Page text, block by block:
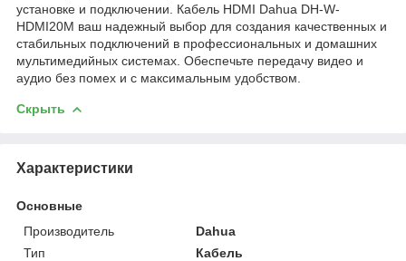
установке и подключении. Кабель HDMI Dahua DH-W-
HDMI20M ваш надежный выбор для создания качественных и
стабильных подключений в профессиональных и домашних
мультимедийных системах. Обеспечьте передачу видео и
аудио без помех и с максимальным удобством.
Скрыть
Характеристики
Основные
Производитель
Dahua
Тип
Кабель